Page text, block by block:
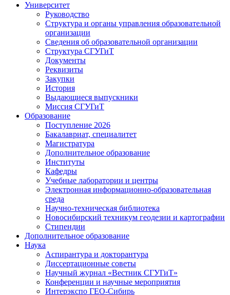
Университет
Руководство
Структура и органы управления образовательной
организации
Сведения об образовательной организации
Структура СГУГиТ
Документы
Реквизиты
Закупки
История
Выдающиеся выпускники
Миссия СГУГиТ
Образование
Поступление 2026
Бакалавриат, специалитет
Магистратура
Дополнительное образование
Институты
Кафедры
Учебные лаборатории и центры
Электронная информационно-образовательная
среда
Научно-техническая библиотека
Новосибирский техникум геодезии и картографии
Стипендии
Дополнительное образование
Наука
Аспирантура и докторантура
Диссертационные советы
Научный журнал «Вестник СГУГиТ»
Конференции и научные мероприятия
Интерэкспо ГЕО-Сибирь